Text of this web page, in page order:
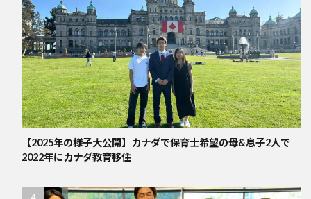
【2025年の様子大公開】カナダで保育士希望の母&息子2人で
2022年にカナダ教育移住